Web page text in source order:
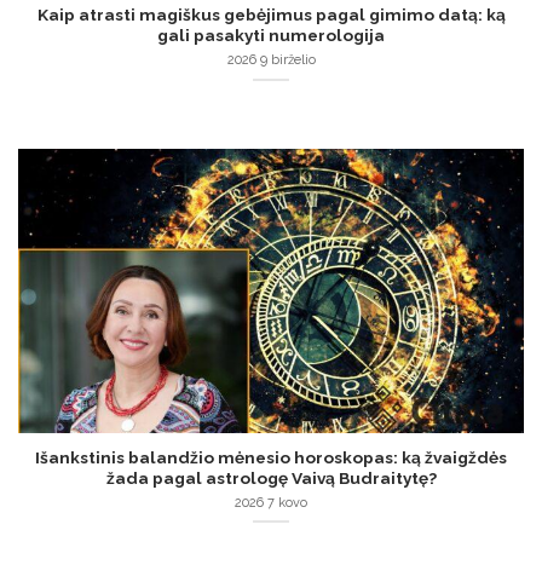
Kaip atrasti magiškus gebėjimus pagal gimimo datą: ką
gali pasakyti numerologija
2026 9 birželio
Išankstinis balandžio mėnesio horoskopas: ką žvaigždės
žada pagal astrologę Vaivą Budraitytę?
2026 7 kovo